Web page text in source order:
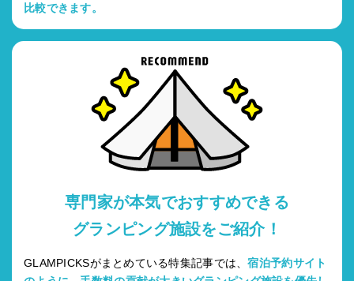
比較できます。
専門家が本気でおすすめできる
グランピング施設をご紹介！
GLAMPICKSがまとめている特集記事では、宿泊予約サイト